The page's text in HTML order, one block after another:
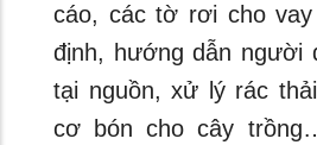
cáo, các tờ rơi cho
định, hướng dẫn người
tại nguồn, xử lý rác
cơ bón cho cây